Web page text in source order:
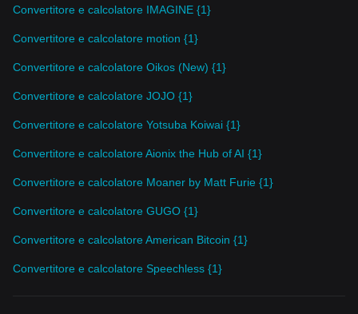
Convertitore e calcolatore IMAGINE {1}
Convertitore e calcolatore motion {1}
Convertitore e calcolatore Oikos (New) {1}
Convertitore e calcolatore JOJO {1}
Convertitore e calcolatore Yotsuba Koiwai {1}
Convertitore e calcolatore Aionix the Hub of AI {1}
Convertitore e calcolatore Moaner by Matt Furie {1}
Convertitore e calcolatore GUGO {1}
Convertitore e calcolatore American Bitcoin {1}
Convertitore e calcolatore Speechless {1}